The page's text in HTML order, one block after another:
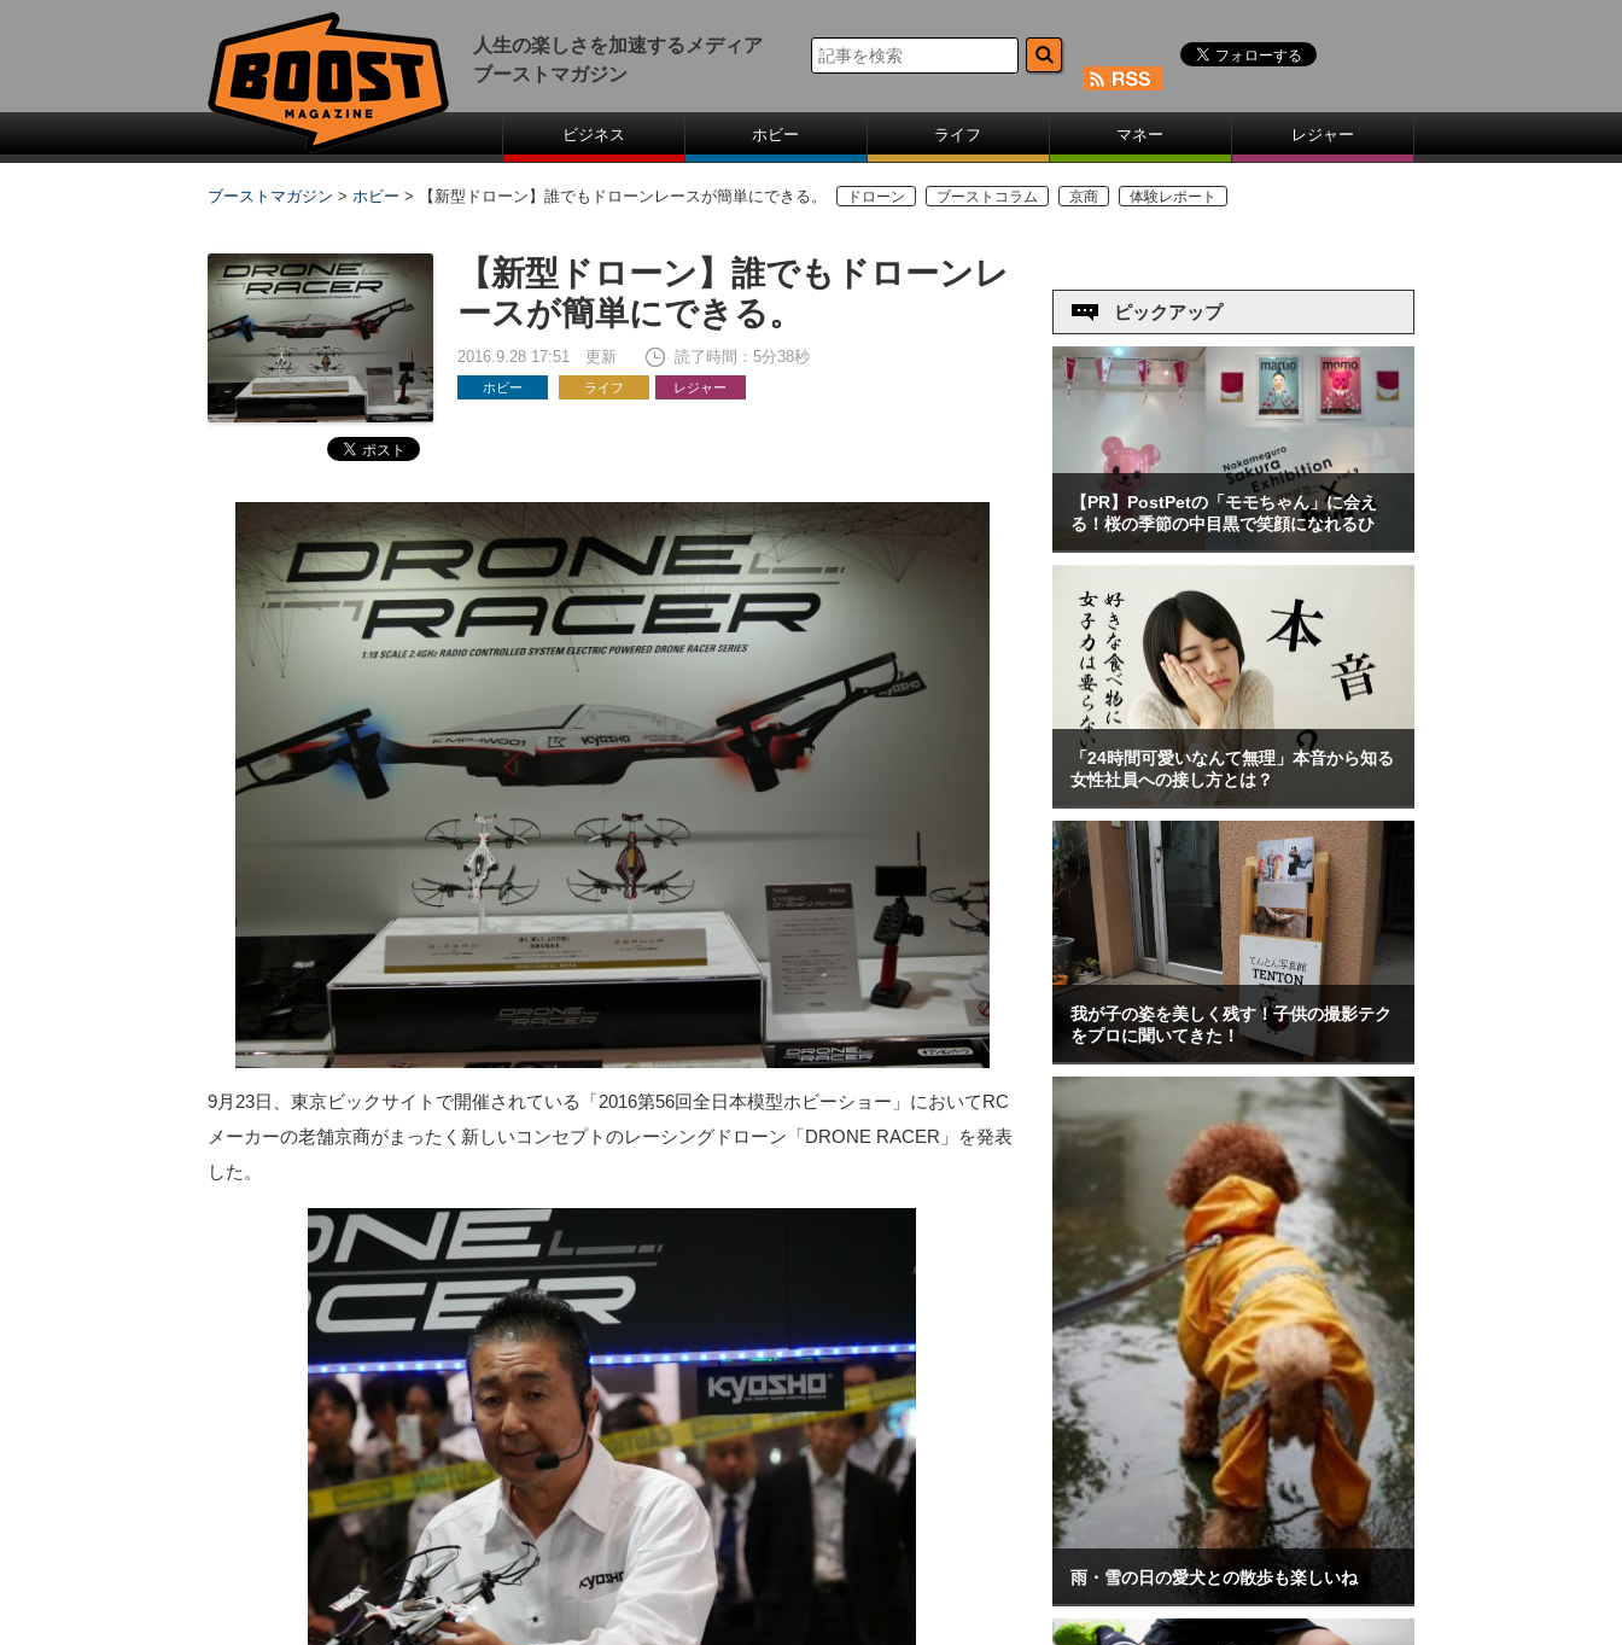
人生の楽しさを加速するメディア
ブーストマガジン
ビジネス ホビー ライフ マネー レジャー
ブーストマガジン > ホビー > 【新型ドローン】誰でもドローンレースが簡単にできる。 ドローン ブーストコラム 京商 体験レポート
【新型ドローン】誰でもドローンレ
ースが簡単にできる。
2016.9.28 17:51 更新 読了時間：5分38秒
ホビー ライフ レジャー
9月23日、東京ビックサイトで開催されている「2016第56回全日本模型ホビーショー」においてRC
メーカーの老舗京商がまったく新しいコンセプトのレーシングドローン「DRONE RACER」を発表
した。
ピックアップ
【PR】PostPetの「モモちゃん」に会え
る！桜の季節の中目黒で笑顔になれるひ
「24時間可愛いなんて無理」本音から知る
女性社員への接し方とは？
我が子の姿を美しく残す！子供の撮影テク
をプロに聞いてきた！
雨・雪の日の愛犬との散歩も楽しいね